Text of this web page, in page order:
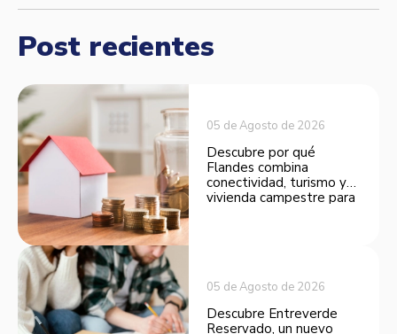
Post recientes
05 de Agosto de 2026
Descubre por qué
Flandes combina
conectividad, turismo y
vivienda campestre para
05 de Agosto de 2026
Descubre Entreverde
Reservado, un nuevo